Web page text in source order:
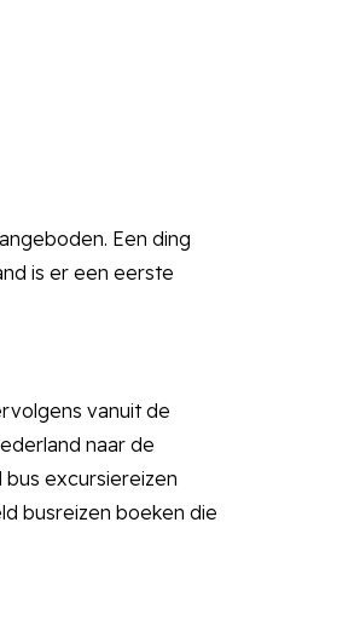
Een ding
is er een eerste
vanuit de
naar de
excursiereizen
busreizen boeken die